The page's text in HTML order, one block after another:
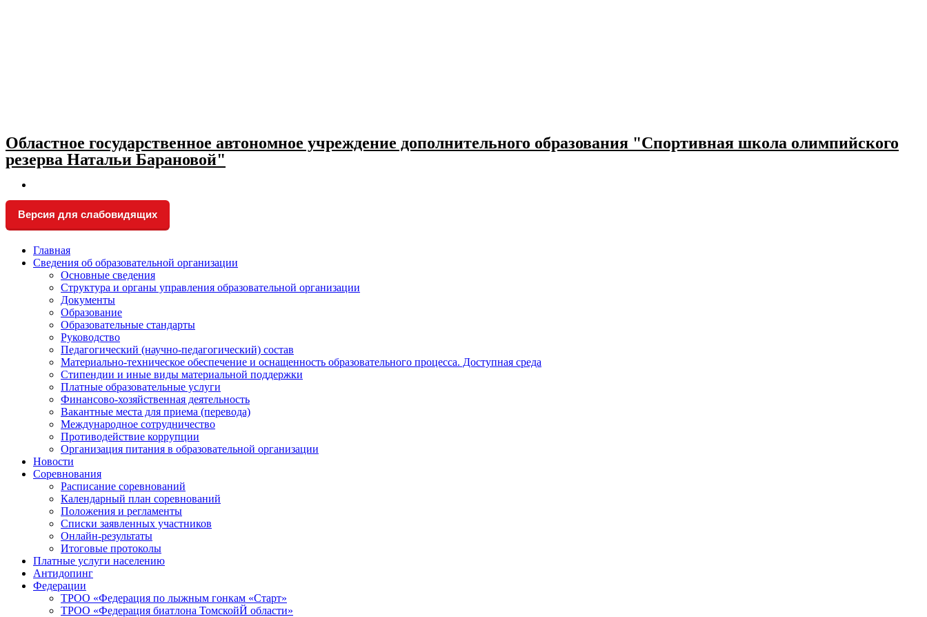
Областное государственное автономное учреждение дополнительного образования "Спортивная школа олимпийского
резерва Натальи Барановой"
Версия для слабовидящих
Главная
Сведения об образовательной организации
Основные сведения
Структура и органы управления образовательной организации
Документы
Образование
Образовательные стандарты
Руководство
Педагогический (научно-педагогический) состав
Материально-техническое обеспечение и оснащенность образовательного процесса. Доступная среда
Стипендии и иные виды материальной поддержки
Платные образовательные услуги
Финансово-хозяйственная деятельность
Вакантные места для приема (перевода)
Международное сотрудничество
Противодействие коррупции
Организация питания в образовательной организации
Новости
Соревнования
Расписание соревнований
Календарный план соревнований
Положения и регламенты
Списки заявленных участников
Онлайн-результаты
Итоговые протоколы
Платные услуги населению
Антидопинг
Федерации
ТРОО «Федерация по лыжным гонкам «Старт»
ТРОО «Федерация биатлона ТомскойЙ области»